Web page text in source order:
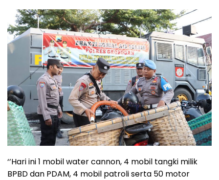
‘’Hari ini 1 mobil water cannon, 4 mobil tangki milik
BPBD dan PDAM, 4 mobil patroli serta 50 motor